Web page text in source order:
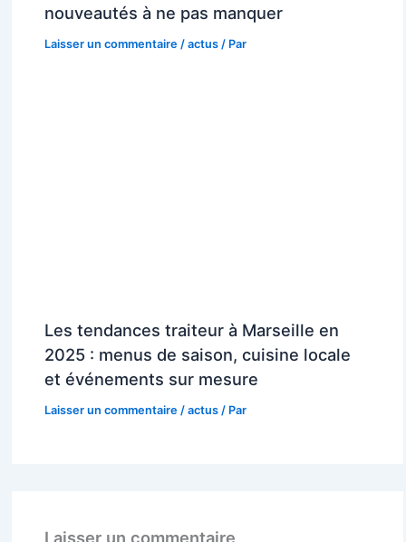
nouveautés à ne pas manquer
Laisser un commentaire /actus / Par
Les tendances traiteur à Marseille en
2025 : menus de saison, cuisine locale
et événements sur mesure
Laisser un commentaire /actus / Par
Laisser un commentaire